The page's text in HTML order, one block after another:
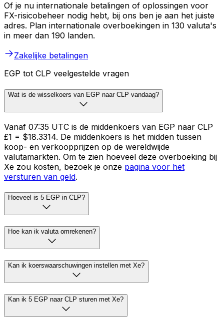
Of je nu internationale betalingen of oplossingen voor
FX-risicobeheer nodig hebt, bij ons ben je aan het juiste
adres. Plan internationale overboekingen in 130 valuta's
in meer dan 190 landen.
Zakelijke betalingen
EGP tot CLP veelgestelde vragen
Wat is de wisselkoers van EGP naar CLP vandaag?
Vanaf 07:35 UTC is de middenkoers van EGP naar CLP
£1 = $18.3314. De middenkoers is het midden tussen
koop- en verkoopprijzen op de wereldwijde
valutamarkten. Om te zien hoeveel deze overboeking bij
Xe zou kosten, bezoek je onze pagina voor het
versturen van geld.
Hoeveel is 5 EGP in CLP?
Hoe kan ik valuta omrekenen?
Kan ik koerswaarschuwingen instellen met Xe?
Kan ik 5 EGP naar CLP sturen met Xe?